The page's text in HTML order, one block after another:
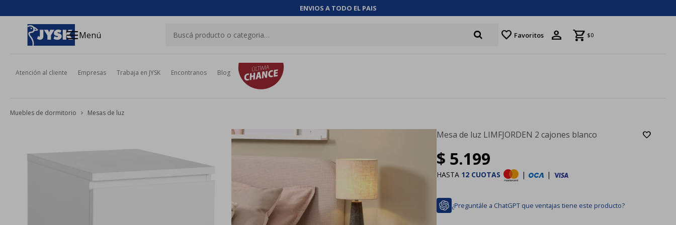
ENVIOS A TODO EL PAIS
menuMenú favorite Favoritos $0
Atención al cliente Empresas Trabaja en JYSK Encontranos Blog
Muebles de dormitorio Mesas de luz
Mesa de luz LIMFJORDEN 2 cajones blanco
$ 5.199
HASTA 12 CUOTAS | |
¿Preguntále a ChatGPT que ventajas tiene este producto?
close